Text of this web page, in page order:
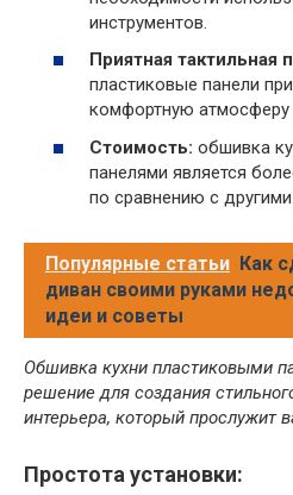
инструментов.
Приятная тактильная
пластиковые панели
комфортную атмосферу
Стоимость: обшивка
панелями является
по сравнению с
Популярные статьи Как
диван своими руками
идеи и советы
Обшивка кухни пластиковыми
решение для создания
интерьера, который прослужит
Простота установки: